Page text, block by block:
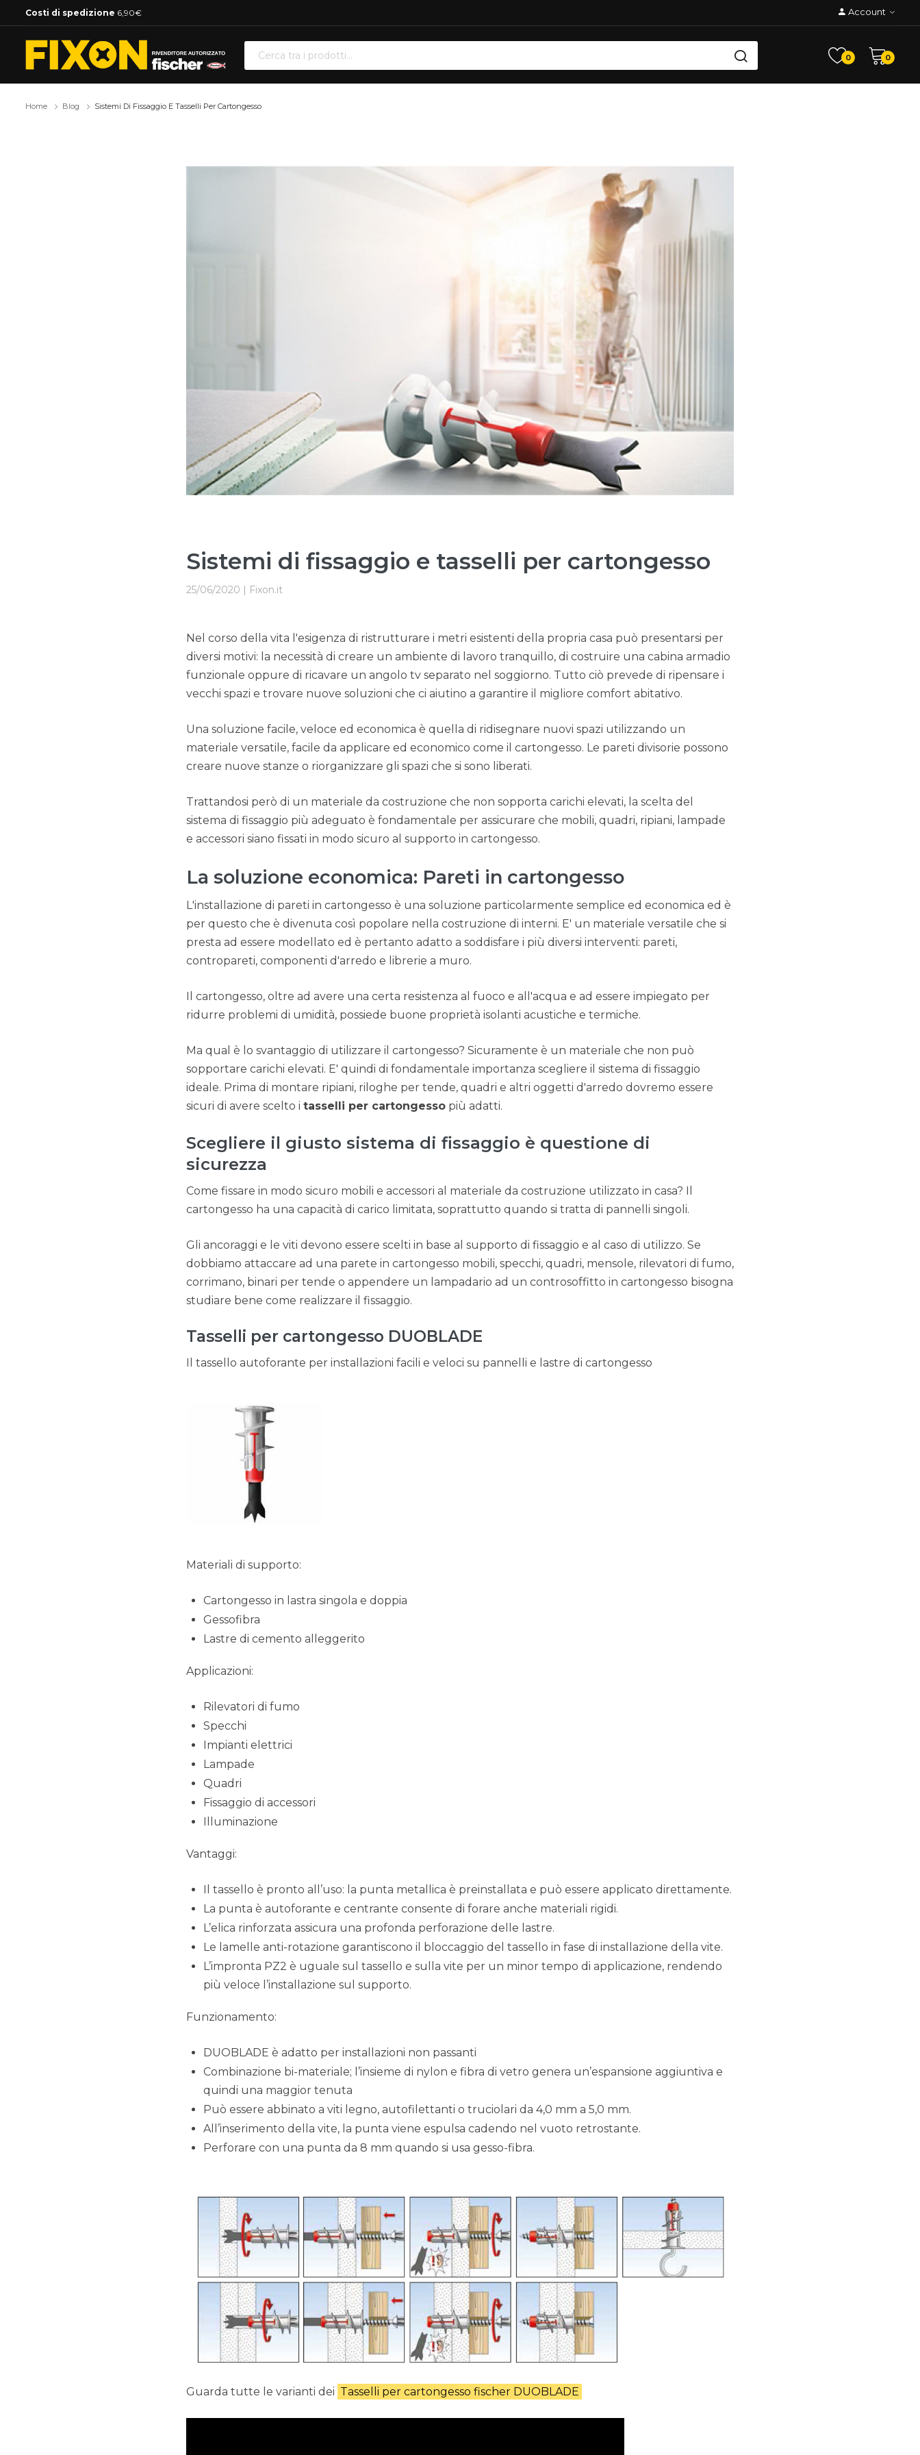
Costi di spedizione 6,90€ Account
0 0
Home Blog Sistemi Di Fissaggio E Tasselli Per Cartongesso
Sistemi di fissaggio e tasselli per cartongesso
25/06/2020 | Fixon.it
Nel corso della vita l'esigenza di ristrutturare i metri esistenti della propria casa può presentarsi per
diversi motivi: la necessità di creare un ambiente di lavoro tranquillo, di costruire una cabina armadio
funzionale oppure di ricavare un angolo tv separato nel soggiorno. Tutto ciò prevede di ripensare i
vecchi spazi e trovare nuove soluzioni che ci aiutino a garantire il migliore comfort abitativo.
Una soluzione facile, veloce ed economica è quella di ridisegnare nuovi spazi utilizzando un
materiale versatile, facile da applicare ed economico come il cartongesso. Le pareti divisorie possono
creare nuove stanze o riorganizzare gli spazi che si sono liberati.
Trattandosi però di un materiale da costruzione che non sopporta carichi elevati, la scelta del
sistema di fissaggio più adeguato è fondamentale per assicurare che mobili, quadri, ripiani, lampade
e accessori siano fissati in modo sicuro al supporto in cartongesso.
La soluzione economica: Pareti in cartongesso
L'installazione di pareti in cartongesso è una soluzione particolarmente semplice ed economica ed è
per questo che è divenuta così popolare nella costruzione di interni. E' un materiale versatile che si
presta ad essere modellato ed è pertanto adatto a soddisfare i più diversi interventi: pareti,
contropareti, componenti d'arredo e librerie a muro.
Il cartongesso, oltre ad avere una certa resistenza al fuoco e all'acqua e ad essere impiegato per
ridurre problemi di umidità, possiede buone proprietà isolanti acustiche e termiche.
Ma qual è lo svantaggio di utilizzare il cartongesso? Sicuramente è un materiale che non può
sopportare carichi elevati. E' quindi di fondamentale importanza scegliere il sistema di fissaggio
ideale. Prima di montare ripiani, riloghe per tende, quadri e altri oggetti d'arredo dovremo essere
sicuri di avere scelto i tasselli per cartongesso più adatti.
Scegliere il giusto sistema di fissaggio è questione di
sicurezza
Come fissare in modo sicuro mobili e accessori al materiale da costruzione utilizzato in casa? Il
cartongesso ha una capacità di carico limitata, soprattutto quando si tratta di pannelli singoli.
Gli ancoraggi e le viti devono essere scelti in base al supporto di fissaggio e al caso di utilizzo. Se
dobbiamo attaccare ad una parete in cartongesso mobili, specchi, quadri, mensole, rilevatori di fumo,
corrimano, binari per tende o appendere un lampadario ad un controsoffitto in cartongesso bisogna
studiare bene come realizzare il fissaggio.
Tasselli per cartongesso DUOBLADE
Il tassello autoforante per installazioni facili e veloci su pannelli e lastre di cartongesso
Materiali di supporto:
Cartongesso in lastra singola e doppia
Gessofibra
Lastre di cemento alleggerito
Applicazioni:
Rilevatori di fumo
Specchi
Impianti elettrici
Lampade
Quadri
Fissaggio di accessori
Illuminazione
Vantaggi:
Il tassello è pronto all’uso: la punta metallica è preinstallata e può essere applicato direttamente.
La punta è autoforante e centrante consente di forare anche materiali rigidi.
L’elica rinforzata assicura una profonda perforazione delle lastre.
Le lamelle anti-rotazione garantiscono il bloccaggio del tassello in fase di installazione della vite.
L’impronta PZ2 è uguale sul tassello e sulla vite per un minor tempo di applicazione, rendendo
più veloce l’installazione sul supporto.
Funzionamento:
DUOBLADE è adatto per installazioni non passanti
Combinazione bi-materiale; l’insieme di nylon e fibra di vetro genera un’espansione aggiuntiva e
quindi una maggior tenuta
Può essere abbinato a viti legno, autofilettanti o truciolari da 4,0 mm a 5,0 mm.
All’inserimento della vite, la punta viene espulsa cadendo nel vuoto retrostante.
Perforare con una punta da 8 mm quando si usa gesso-fibra.
Guarda tutte le varianti dei Tasselli per cartongesso fischer DUOBLADE